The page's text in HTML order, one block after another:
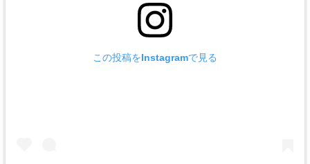
この投稿をInstagramで見る